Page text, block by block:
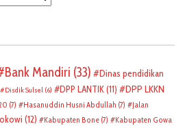
Bank Mandiri (33)
Dinas pendidikan
Disdik Sulsel (6) DPP LANTIK(11)
DPP LKKN
(7) Hasanuddin Husni Abdullah (7)
Jalan
(12) Kabupaten Bone (7) Kabupaten Gowa